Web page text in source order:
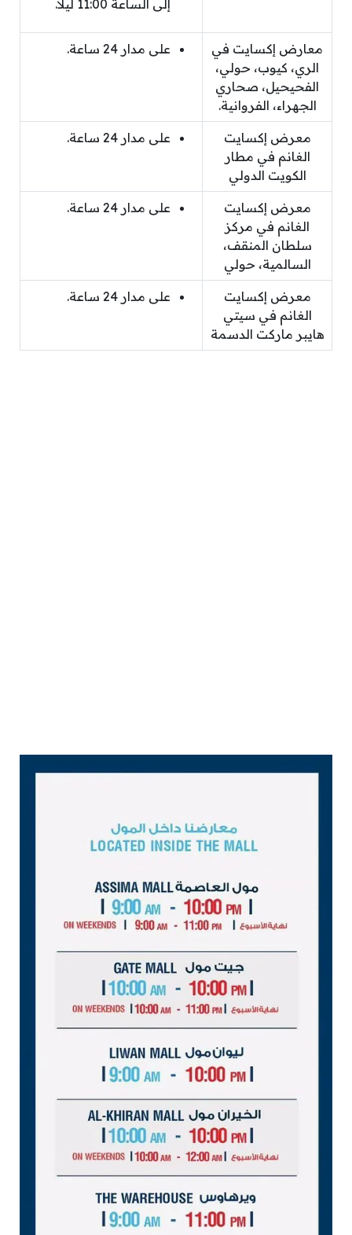
إلى الساعة 11:00 ليلاً.
معارض إكسايت في
الري، كيوب، حولي،
الفحيحيل، صحاري
الجهراء، الفروانية.
على مدار 24 ساعة.
معرض إكسايت
الغانم في مطار
الكويت الدولي
على مدار 24 ساعة.
معرض إكسايت
الغانم في مركز
سلطان المنقف،
السالمية، حولي
على مدار 24 ساعة.
معرض إكسايت
الغانم في سيتي
هايبر ماركت الدسمة
على مدار 24 ساعة.